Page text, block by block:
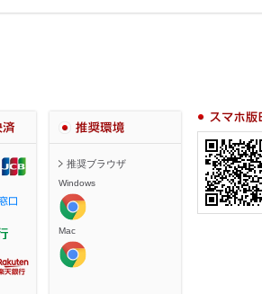
推奨ブラウザ
Windows
Mac
スマホ・携